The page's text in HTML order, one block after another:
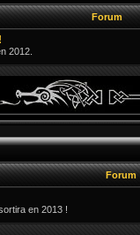
Forum
2012.
Forum
en 2013 !